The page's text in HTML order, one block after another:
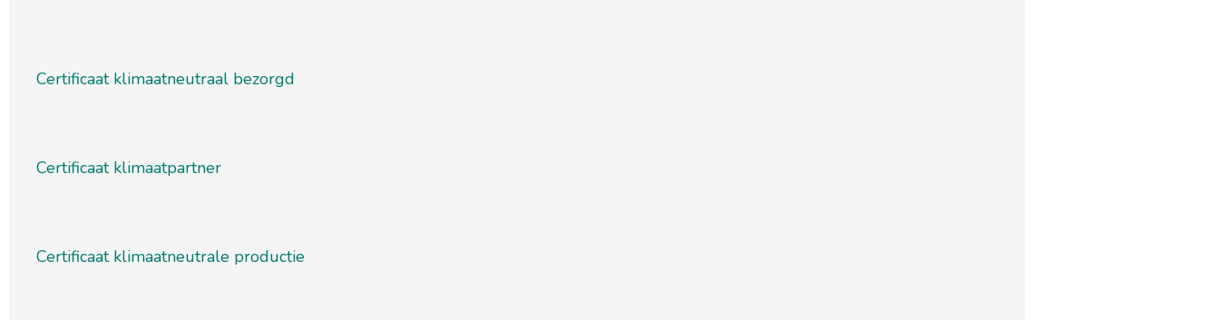
Certificaat klimaatneutraal bezorgd
Certificaat klimaatpartner
Certificaat klimaatneutrale productie